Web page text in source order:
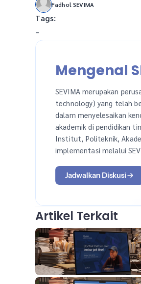
Fadhol SEVIMA
Tags:
-
Mengenal
SEVIMA merupakan
technology) yang telah
dalam menyelesaikan
akademik di pendidikan
Institut, Politeknik,
implementasi melalui
Jadwalkan Diskusi
Artikel Terkait